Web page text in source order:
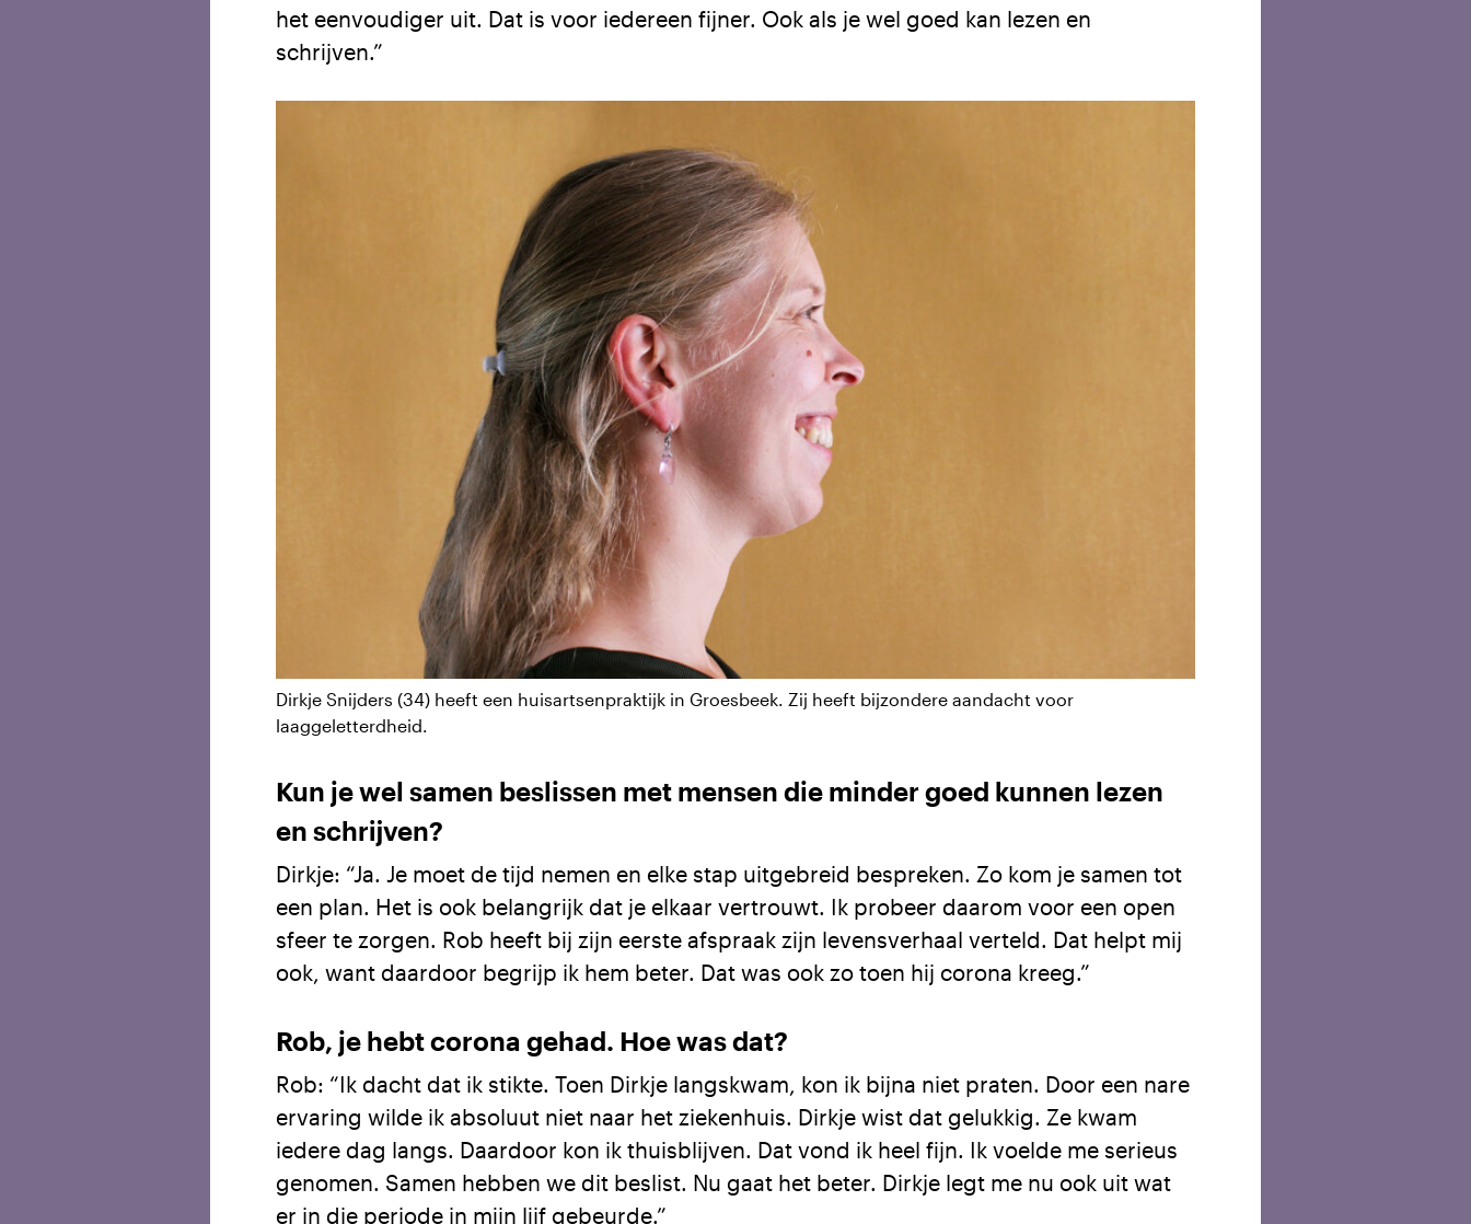
het eenvoudiger uit. Dat is voor iedereen fijner. Ook als je wel goed kan lezen en
schrijven.”
Dirkje Snijders (34) heeft een huisartsenpraktijk in Groesbeek. Zij heeft bijzondere aandacht voor
laaggeletterdheid.
Kun je wel samen beslissen met mensen die minder goed kunnen lezen
en schrijven?
Dirkje: “Ja. Je moet de tijd nemen en elke stap uitgebreid bespreken. Zo kom je samen tot
een plan. Het is ook belangrijk dat je elkaar vertrouwt. Ik probeer daarom voor een open
sfeer te zorgen. Rob heeft bij zijn eerste afspraak zijn levensverhaal verteld. Dat helpt mij
ook, want daardoor begrijp ik hem beter. Dat was ook zo toen hij corona kreeg.”
Rob, je hebt corona gehad. Hoe was dat?
Rob: “Ik dacht dat ik stikte. Toen Dirkje langskwam, kon ik bijna niet praten. Door een nare
ervaring wilde ik absoluut niet naar het ziekenhuis. Dirkje wist dat gelukkig. Ze kwam
iedere dag langs. Daardoor kon ik thuisblijven. Dat vond ik heel fijn. Ik voelde me serieus
genomen. Samen hebben we dit beslist. Nu gaat het beter. Dirkje legt me nu ook uit wat
er in die periode in mijn lijf gebeurde.”